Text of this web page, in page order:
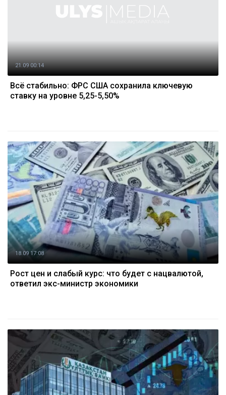
21.09 00:14
Всё стабильно: ФРС США сохранила ключевую
ставку на уровне 5,25-5,50%
18.09 17:08
Рост цен и слабый курс: что будет с нацвалютой,
ответил экс-министр экономики